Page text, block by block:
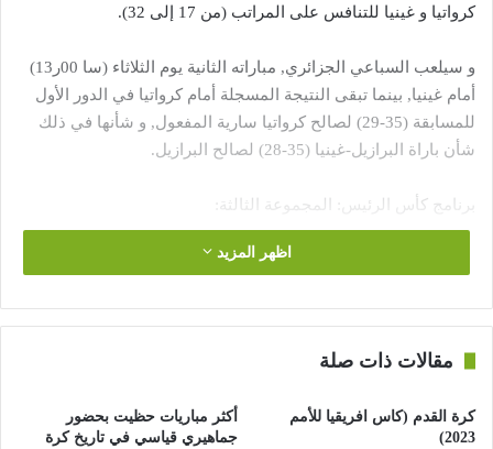
كرواتيا و غينيا للتنافس على المراتب (من 17 إلى 32).
و سيلعب السباعي الجزائري, مباراته الثانية يوم الثلاثاء (سا 00ر13)
أمام غينيا, بينما تبقى النتيجة المسجلة أمام كرواتيا في الدور الأول
للمسابقة (35-29) لصالح كرواتيا سارية المفعول, و شأنها في ذلك
شأن باراة البرازيل-غينيا (35-28) لصالح البرازيل.
برنامج كأس الرئيس: المجموعة الثالثة:
كرواتيا – غينيا (سا 45ر10)
الجزائر – البرازيل (سا 00ر13)
الثلاثاء 12 أغسطس:
اظهر المزيد
مقالات ذات صلة
كرة القدم (كاس افريقيا للأمم
2023)
أكثر مباريات حظيت بحضور
جماهيري قياسي في تاريخ كرة